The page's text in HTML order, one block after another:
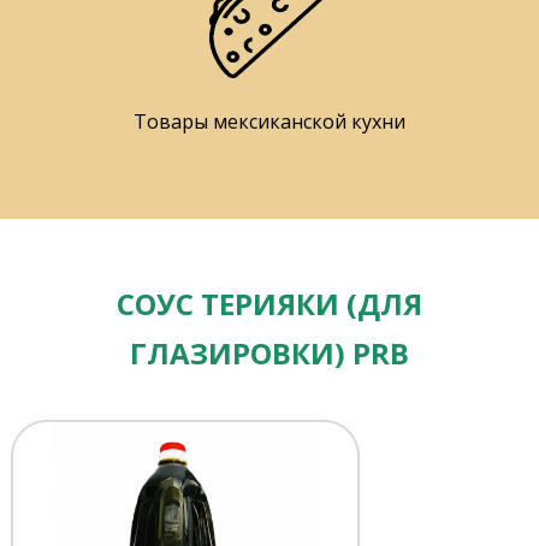
Товары мексиканской кухни
СОУС ТЕРИЯКИ (ДЛЯ
ГЛАЗИРОВКИ) PRB